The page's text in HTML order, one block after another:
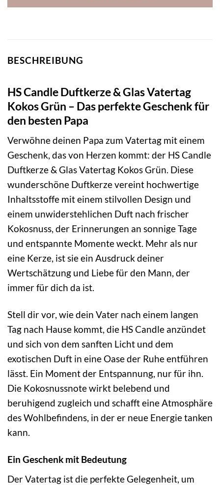
BESCHREIBUNG
HS Candle Duftkerze & Glas Vatertag
Kokos Grün – Das perfekte Geschenk für
den besten Papa
Verwöhne deinen Papa zum Vatertag mit einem
Geschenk, das von Herzen kommt: der HS Candle
Duftkerze & Glas Vatertag Kokos Grün. Diese
wunderschöne Duftkerze vereint hochwertige
Inhaltsstoffe mit einem stilvollen Design und
einem unwiderstehlichen Duft nach frischer
Kokosnuss, der Erinnerungen an sonnige Tage
und entspannte Momente weckt. Mehr als nur
eine Kerze, ist sie ein Ausdruck deiner
Wertschätzung und Liebe für den Mann, der
immer für dich da ist.
Stell dir vor, wie dein Vater nach einem langen
Tag nach Hause kommt, die HS Candle anzündet
und sich von dem sanften Licht und dem
exotischen Duft in eine Oase der Ruhe entführen
lässt. Ein Moment der Entspannung, nur für ihn.
Die Kokosnussnote wirkt belebend und
beruhigend zugleich und schafft eine Atmosphäre
des Wohlbefindens, in der er neue Energie tanken
kann.
Ein Geschenk mit Bedeutung
Der Vatertag ist die perfekte Gelegenheit, um